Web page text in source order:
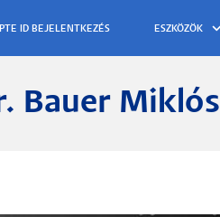
ESZKÖZÖK
Bauer Miklós